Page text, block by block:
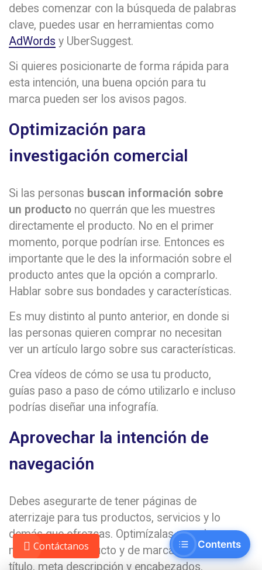
debes comenzar con la búsqueda de palabras
clave, puedes usar en herramientas como
AdWords y UberSuggest.
Si quieres posicionarte de forma rápida para
esta intención, una buena opción para tu
marca pueden ser los avisos pagos.
Optimización para
investigación comercial
Si las personas buscan información sobre
un producto no querrán que les muestres
directamente el producto. No en el primer
momento, porque podrían irse. Entonces es
importante que le des la información sobre el
producto antes que la opción a comprarlo.
Hablar sobre sus bondades y características.
Es muy distinto al punto anterior, en donde si
las personas quieren comprar no necesitan
ver un artículo largo sobre sus características.
Crea vídeos de cómo se usa tu producto,
guías paso a paso de cómo utilizarlo e incluso
podrías diseñar una infografía.
Aprovechar la intención de
navegación
Debes asegurarte de tener páginas de
aterrizaje para tus productos, servicios y lo
demás que ofrezcas. Optimízalas usando
nombres de producto y de marca en el meta
título, meta descripción y encabezados.
Contents
Contáctanos